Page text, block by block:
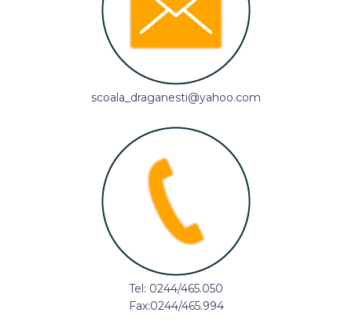
scoala_draganesti@yahoo.com
Tel: 0244/465.050
Fax:0244/465.994